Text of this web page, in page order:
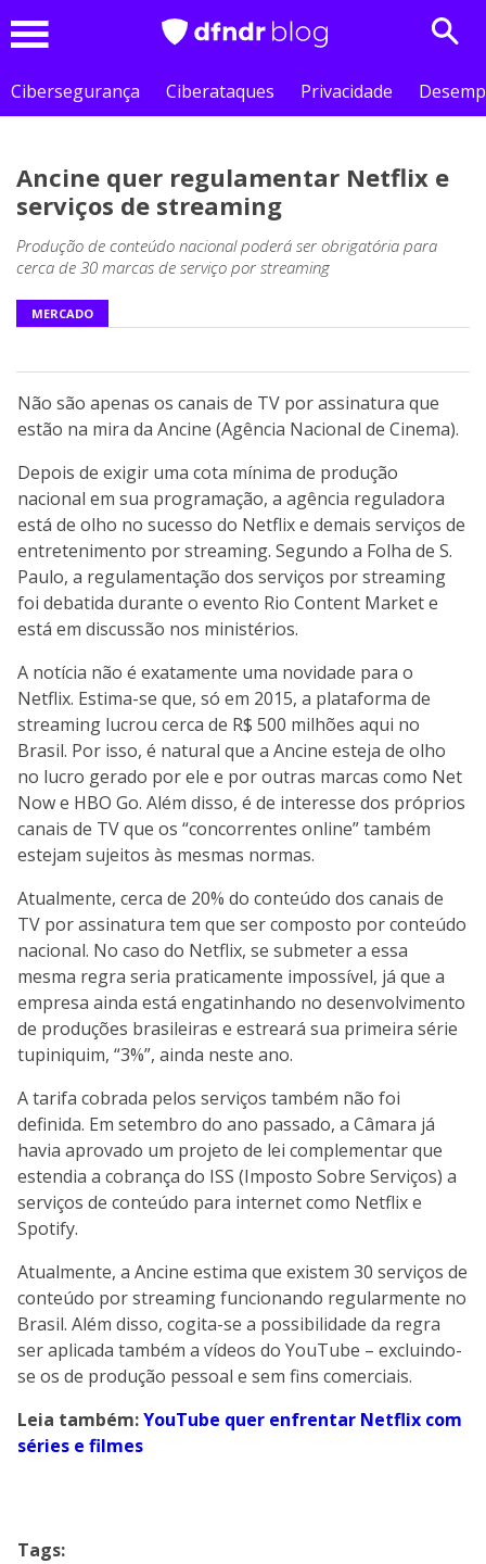
Cibersegurança
Ciberataques Privacidade
Ancine quer regulamentar Netflix e
serviços de streaming
Produção de conteúdo nacional poderá ser obrigatória para
cerca de 30 marcas de serviço por streaming
MERCADO
Não são apenas os canais de TV por assinatura que
estão na mira da Ancine (Agência Nacional de Cinema).
Depois de exigir uma cota mínima de produção
nacional em sua programação, a agência reguladora
está de olho no sucesso do Netflix e demais serviços de
entretenimento por streaming. Segundo a Folha de S.
Paulo, a regulamentação dos serviços por streaming
foi debatida durante o evento Rio Content Market e
está em discussão nos ministérios.
A notícia não é exatamente uma novidade para o
Netflix. Estima-se que, só em 2015, a plataforma de
streaming lucrou cerca de R$ 500 milhões aqui no
Brasil. Por isso, é natural que a Ancine esteja de olho
no lucro gerado por ele e por outras marcas como Net
Now e HBO Go. Além disso, é de interesse dos próprios
canais de TV que os “concorrentes online” também
estejam sujeitos às mesmas normas.
Atualmente, cerca de 20% do conteúdo dos canais de
TV por assinatura tem que ser composto por conteúdo
nacional. No caso do Netflix, se submeter a essa
mesma regra seria praticamente impossível, já que a
empresa ainda está engatinhando no desenvolvimento
de produções brasileiras e estreará sua primeira série
tupiniquim, “3%”, ainda neste ano.
A tarifa cobrada pelos serviços também não foi
definida. Em setembro do ano passado, a Câmara já
havia aprovado um projeto de lei complementar que
estendia a cobrança do ISS (Imposto Sobre Serviços) a
serviços de conteúdo para internet como Netflix e
Spotify.
Atualmente, a Ancine estima que existem 30 serviços de
conteúdo por streaming funcionando regularmente no
Brasil. Além disso, cogita-se a possibilidade da regra
ser aplicada também a vídeos do YouTube – excluindo-
se os de produção pessoal e sem fins comerciais.
Leia também:YouTube quer enfrentar Netflix com
séries e filmes
Tags: